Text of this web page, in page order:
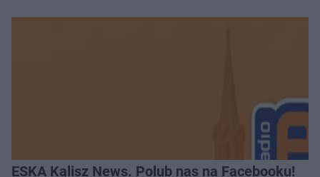
ESKA Kalisz News. Polub nas na Facebooku!